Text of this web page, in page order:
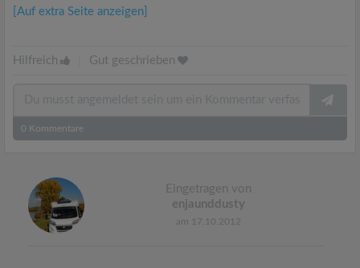
[Auf extra Seite anzeigen]
Hilfreich Gut geschrieben
0 Kommentare
Eingetragen von
enjaunddusty
am 17.10.2012